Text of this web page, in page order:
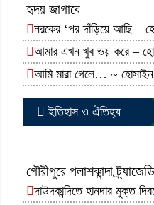
হৃদয় জাগাবে
নরকের ‘পর দাঁড়িয়ে আছি –
আমার এখন খুব ভয় করে –
আমি মারা গেলে… ~ হোসাইন
ইতিহাস ও ঐতিহ্য
গৌরীপুরে পলাশকান্দা
দাউদকান্দিতে হানদার মুক্ত